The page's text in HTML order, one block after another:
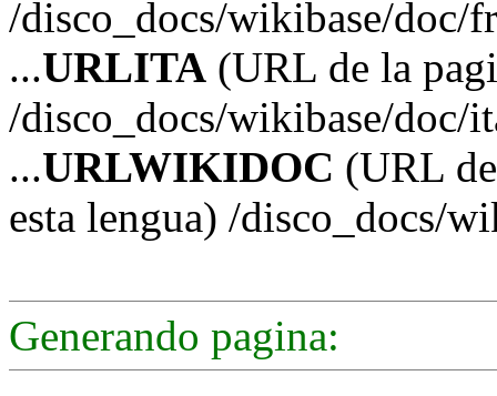
/disco_docs/wikibase/doc/
...URLITA (URL de la
/disco_docs/wikibase/doc/
...URLWIKIDOC (URL
esta lengua) /disco_docs/
Generando pagina: